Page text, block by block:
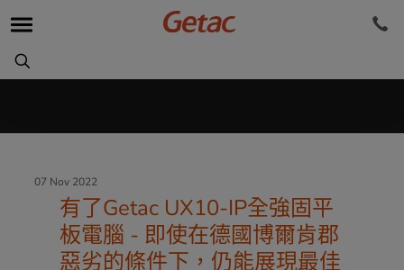
07 Nov 2022
有了Getac UX10-IP全強固平
板電腦 - 即使在德國博爾肯郡
惡劣的條件下，仍能展現最佳